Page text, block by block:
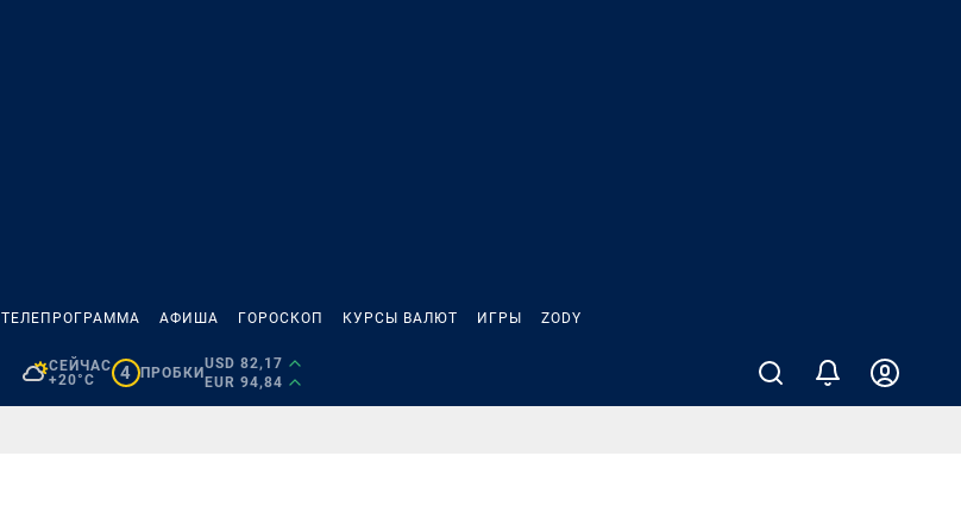
ТЕЛЕПРОГРАММА АФИША ГОРОСКОП КУРСЫ ВАЛЮТ ИГРЫ ZODY
СЕЙЧАС
+20°C
4 ПРОБКИ
USD 82,17
EUR 94,84